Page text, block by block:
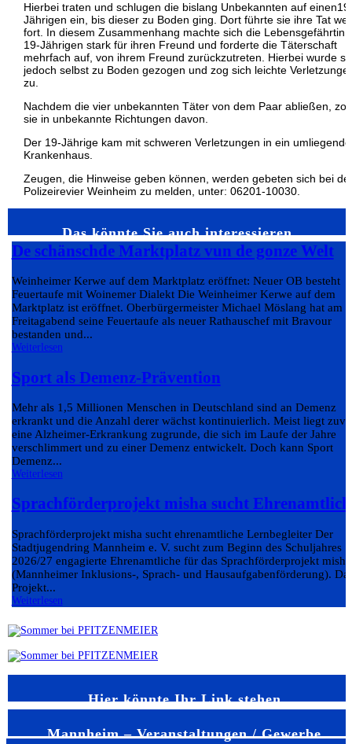
Hierbei traten und schlugen die bislang Unbekannten auf
Jährigen ein, bis dieser zu Boden ging. Dort führte sie ihre Tat
fort. In diesem Zusammenhang machte sich die Lebensgefährtin
19-Jährigen stark für ihren Freund und forderte die Täterschaft
mehrfach auf, von ihrem Freund zurückzutreten. Hierbei wurde
jedoch selbst zu Boden gezogen und zog sich leichte
zu.
Nachdem die vier unbekannten Täter von dem Paar abließen,
sie in unbekannte Richtungen davon.
Der 19-Jährige kam mit schweren Verletzungen in ein
Krankenhaus.
Zeugen, die Hinweise geben können, werden gebeten sich bei
Polizeirevier Weinheim zu melden, unter: 06201-10030.
Das könnte Sie auch interessieren…
De schänschde Marktplatz vun de gonze Welt
Weinheimer Kerwe auf dem Marktplatz eröffnet: Neuer OB besteht
Feuertaufe mit Woinemer Dialekt Die Weinheimer Kerwe auf dem
Marktplatz ist eröffnet. Oberbürgermeister Michael Möslang hat am
Freitagabend seine Feuertaufe als neuer Rathauschef mit Bravour
bestanden und...
Weiterlesen
Sport als Demenz-Prävention
Mehr als 1,5 Millionen Menschen in Deutschland sind an Demenz
erkrankt und die Anzahl derer wächst kontinuierlich. Meist liegt
eine Alzheimer-Erkrankung zugrunde, die sich im Laufe der Jahre
verschlimmert und zu einer Demenz entwickelt. Doch kann Sport
Demenz...
Weiterlesen
Sprachförderprojekt misha sucht
Sprachförderprojekt misha sucht ehrenamtliche Lernbegleiter Der
Stadtjugendring Mannheim e. V. sucht zum Beginn des Schuljahres
2026/27 engagierte Ehrenamtliche für das Sprachförderprojekt misha
(Mannheimer Inklusions-, Sprach- und Hausaufgabenförderung).
Projekt...
Weiterlesen
Hier könnte Ihr Link stehen
Mannheim – Veranstaltungen / Gewerbe